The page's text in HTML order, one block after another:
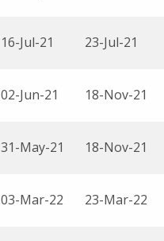
16-Jul-21 23-Jul-21
02-Jun-21 18-Nov-21
31-May-21 18-Nov-21
03-Mar-22 23-Mar-22